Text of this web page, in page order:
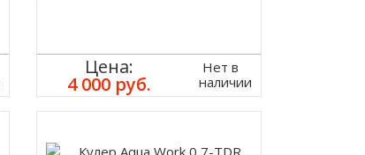
Цена:
4 000 руб.
Нет в
наличии